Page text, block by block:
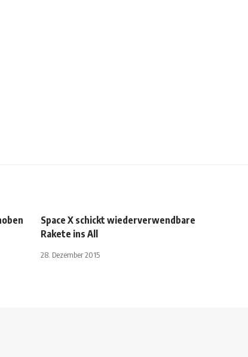
Space X schickt wiederverwendbare
Rakete ins All
28. Dezember 2015